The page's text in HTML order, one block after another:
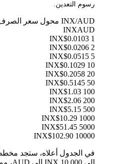
رسوم التعدين.
INX/AUD محول سعر الصرف
INXAUD
1 INX
$0.0103
2 INX
$0.0206
5 INX
$0.0515
10 INX
$0.1029
20 INX
$0.2058
50 INX
$0.5145
100 INX
$1.03
200 INX
$2.06
500 INX
$5.15
1000 INX
$10.29
5000 INX
$51.45
10000 INX
$102.90